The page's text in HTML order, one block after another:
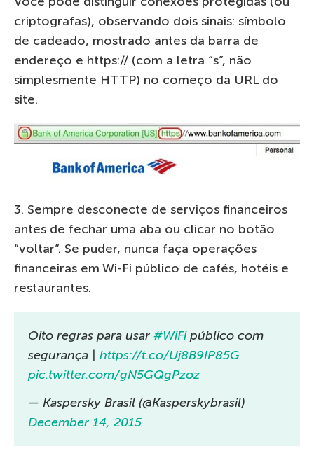
criptografas), observando dois sinais: símbolo
de cadeado, mostrado antes da barra de
endereço e https:// (com a letra “s”, não
simplesmente HTTP) no começo da URL do
site.
3. Sempre desconecte de serviços financeiros
antes de fechar uma aba ou clicar no botão
“voltar”. Se puder, nunca faça operações
financeiras em Wi-Fi público de cafés, hotéis e
restaurantes.
Oito regras para usar #WiFipúblico com
segurança | https://t.co/Uj8B9IP85G
pic.twitter.com/gN5GQgPzoz
— Kaspersky Brasil (@Kasperskybrasil)
December 14, 2015